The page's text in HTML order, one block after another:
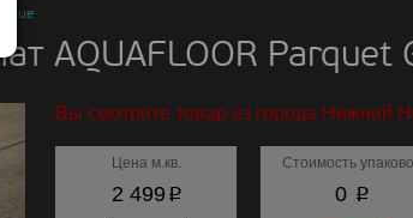
Glue
AQUAFLOOR Parquet
Вы смотрите товар из города Нижний
Цена м.кв.
2 499 p
Стоимость
0 p